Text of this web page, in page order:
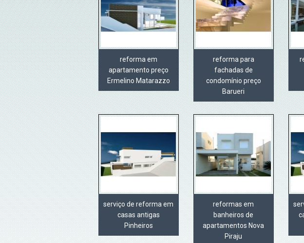
reforma em
apartamento preço
Ermelino Matarazzo
reforma para
fachadas de
condomínio preço
Barueri
serviço de reforma em
casas antigas
Pinheiros
reformas em
banheiros de
apartamentos Nova
Piraju